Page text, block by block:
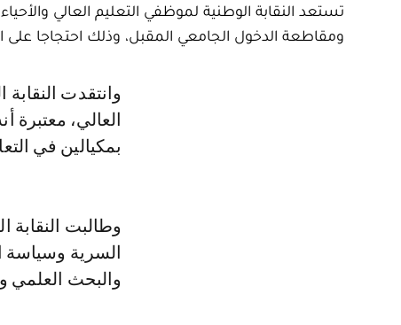
ومقاطعة الدخول الجامعي المقبل، وذلك احتجاجا على
وانتقدت النقابة التابعة للكونفدرالية الديمقراطية للشغل مشروع قانون التعليم
العالي،
بمكيالين في
وطالبت النقابة
السرية وسياسة
والبحث العلمي